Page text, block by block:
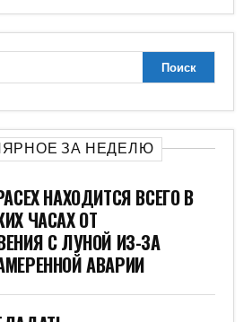
ЗА НЕДЕЛЮ
НАХОДИТСЯ ВСЕГО В
ЧАСАХ ОТ
С ЛУНОЙ ИЗ-ЗА
АВАРИИ